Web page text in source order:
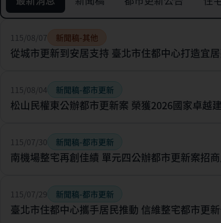
115/08/07 新聞稿-其他
從城市更新到安居支持 臺北市住都中心打造宜
115/08/04 新聞稿-都市更新
松山民權東公辦都市更新案 榮獲2026國家卓越
115/07/30 新聞稿-都市更新
南機場整宅再創佳績 單元四公辦都市更新案招
115/07/29 新聞稿-都市更新
臺北市住都中心攜手居民推動 信維整